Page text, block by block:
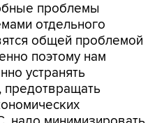
проблемы
отдельного
общей проблемой
поэтому нам
устранять